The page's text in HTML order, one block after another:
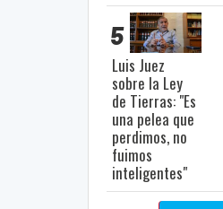
5
Luis Juez
sobre la Ley
de Tierras: "Es
una pelea que
perdimos, no
fuimos
inteligentes"